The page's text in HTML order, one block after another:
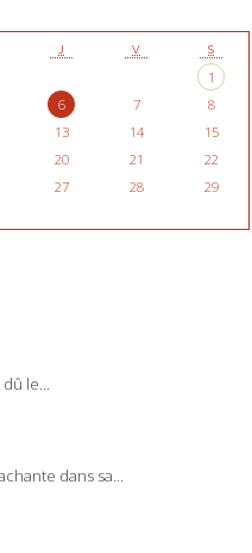
J V S
1
6 7
8
13 14
15
20 21
22
27 28
29
le...
dans sa...